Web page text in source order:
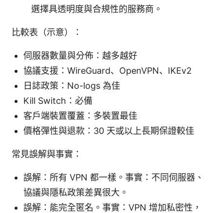
選擇具透明度與合規性的服務商。
比較表（示意）：
伺服器數量與分佈：越多越好
協議支援：WireGuard、OpenVPN、IKEv2
日誌政策：No-logs 為佳
Kill Switch：必備
客戶端裝置覆蓋：多裝置最佳
價格彈性與退款：30 天或以上長期保證較佳
常見誤解與事實：
誤解：所有 VPN 都一樣。事實：不同伺服器、
協議與隱私政策差異很大。
誤解：能完全匿名。事實：VPN 增加私密性，